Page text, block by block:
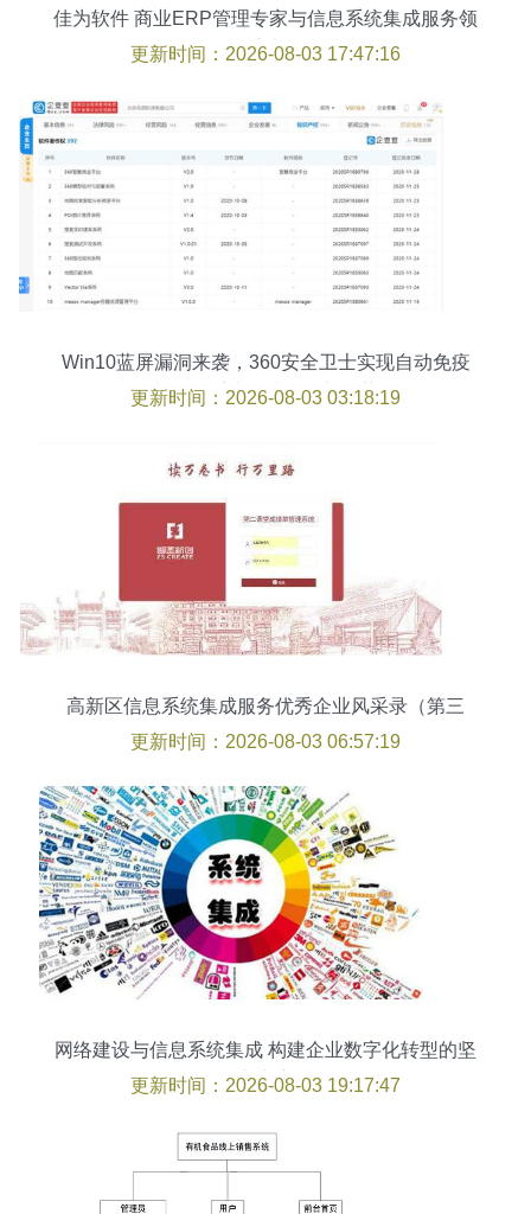
佳为软件 商业ERP管理专家与信息系统集成服务领
航者
更新时间：2026-08-03 17:47:16
Win10蓝屏漏洞来袭，360安全卫士实现自动免疫
与信息系统集成服务新优势
更新时间：2026-08-03 03:18:19
高新区信息系统集成服务优秀企业风采录（第三
期）
更新时间：2026-08-03 06:57:19
网络建设与信息系统集成 构建企业数字化转型的坚
实底座
更新时间：2026-08-03 19:17:47